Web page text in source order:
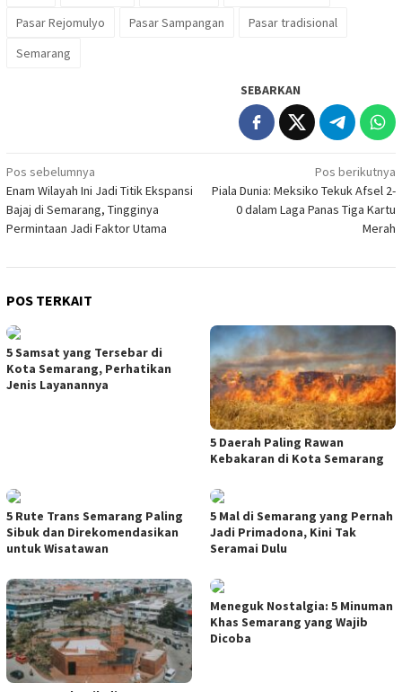
Pasar Rejomulyo Pasar Sampangan
Pasar tradisional
Semarang
SEBARKAN
Navigasi
pos
Pos sebelumnya
Enam Wilayah Ini Jadi Titik Ekspansi
Bajaj di Semarang, Tingginya
Permintaan Jadi Faktor Utama
Pos berikutnya
Piala Dunia: Meksiko Tekuk Afsel 2-
0 dalam Laga Panas Tiga Kartu
Merah
POS TERKAIT
5 Samsat yang Tersebar di
Kota Semarang, Perhatikan
Jenis Layanannya
5 Daerah Paling Rawan
Kebakaran di Kota Semarang
5 Rute Trans Semarang Paling
Sibuk dan Direkomendasikan
untuk Wisatawan
5 Mal di Semarang yang Pernah
Jadi Primadona, Kini Tak
Seramai Dulu
Meneguk Nostalgia: 5 Minuman
Khas Semarang yang Wajib
Dicoba